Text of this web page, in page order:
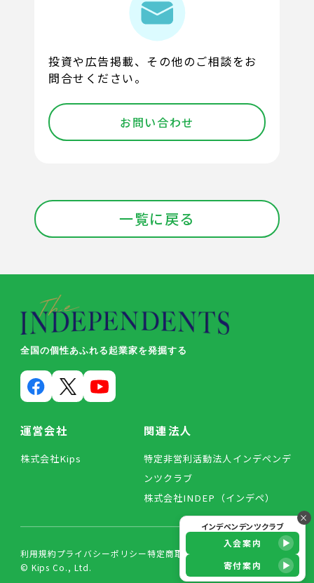
投資や広告掲載、その他のご相談をお
問合せください。
お問い合わせ
一覧に戻る
×
インデペンデンツクラブ
入会案内
寄付案内
全国の個性あふれる起業家を発掘する
運営会社
株式会社Kips
関連法人
特定非営利活動法人インデペンデ
ンツクラブ
株式会社INDEP（インデペ）
利用規約プライバシーポリシー特定商取引法に基づく表記
© Kips Co., Ltd.